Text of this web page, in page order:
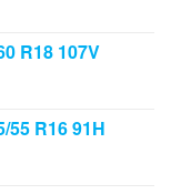
R18 107V
55 R16 91H